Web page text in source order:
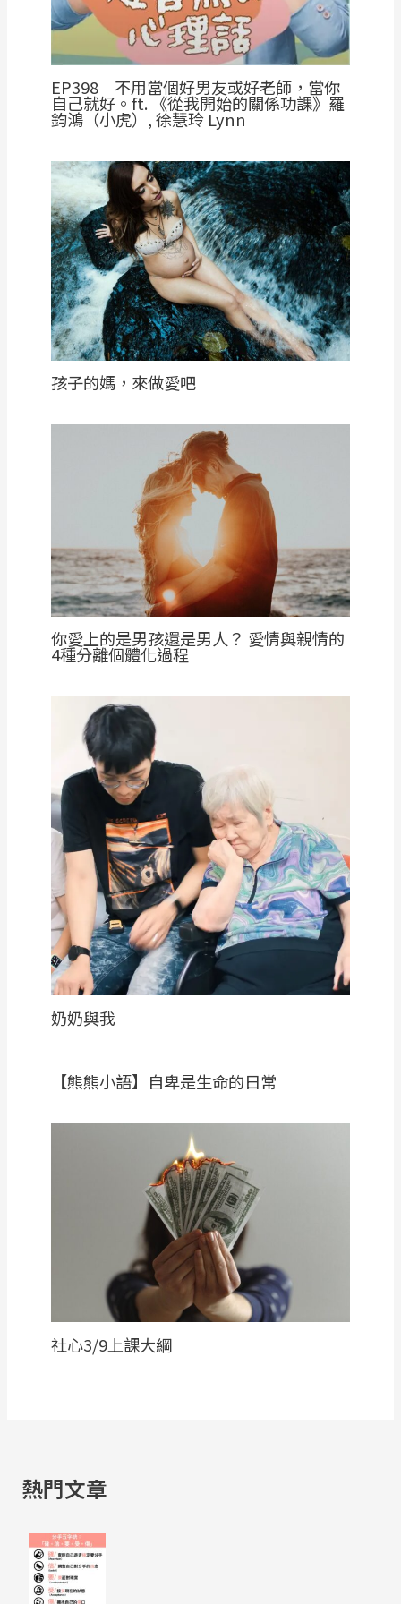
EP398｜不用當個好男友或好老師，當你
自己就好。ft. 《從我開始的關係功課》羅
鈞鴻（小虎）, 徐慧玲 Lynn
孩子的媽，來做愛吧
你愛上的是男孩還是男人？ 愛情與親情的
4種分離個體化過程
奶奶與我
【熊熊小語】自卑是生命的日常
社心3/9上課大綱
熱門文章